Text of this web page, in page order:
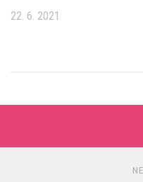
22. 6. 2021